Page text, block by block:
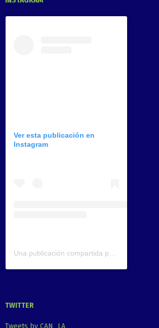
Ver esta publicación en
Instagram
TWITTER